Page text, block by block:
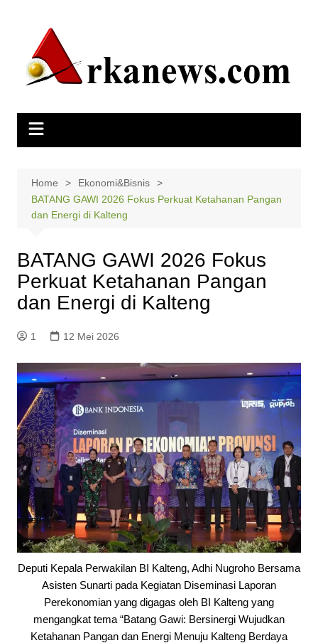
Home
Ekonomi&Bisnis
BATANG GAWI 2026 Fokus Perkuat Ketahanan Pangan
dan Energi di Kalteng
BATANG GAWI 2026 Fokus
Perkuat Ketahanan Pangan
dan Energi di Kalteng
1 12 Mei 2026
Deputi Kepala Perwakilan BI Kalteng, Adhi Nugroho Bersama
Asisten Sunarti pada Kegiatan Diseminasi Laporan
Perekonomian yang digagas oleh BI Kalteng yang
mengangkat tema “Batang Gawi: Bersinergi Wujudkan
Ketahanan Pangan dan Energi Menuju Kalteng Berdaya